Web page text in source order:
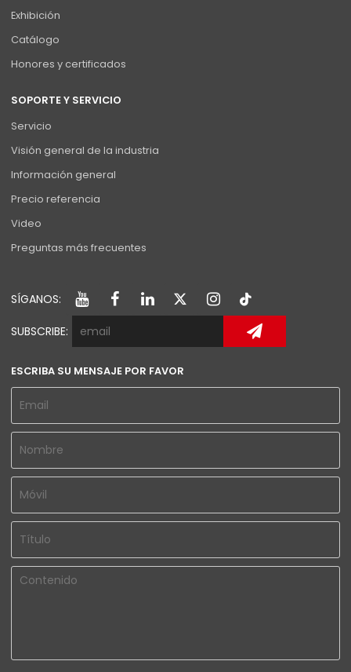
Exhibición
Catálogo
Honores y certificados
SOPORTE Y SERVICIO
Servicio
Visión general de la industria
Información general
Precio referencia
Video
Preguntas más frecuentes
SÍGANOS:
SUBSCRIBE:
ESCRIBA SU MENSAJE POR FAVOR